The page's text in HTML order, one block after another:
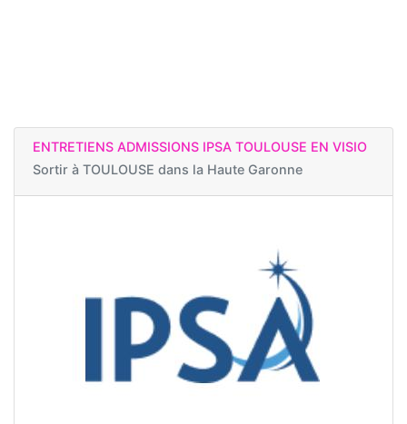
ENTRETIENS ADMISSIONS IPSA TOULOUSE EN VISIO
Sortir à TOULOUSE dans la Haute Garonne